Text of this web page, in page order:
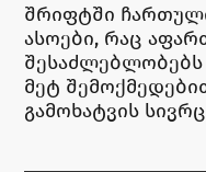
შრიფტში
ასოები, რაც
მეტ
გამოხატვის